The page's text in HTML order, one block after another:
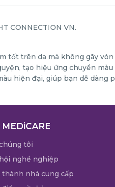
CONNECTION VN.
tốt trên da mà không gây vón
tạo hiệu ứng chuyển
hiện đại, giúp bạn dễ dàng
tôi
nghề nghiệp
thành nhà cung cấp